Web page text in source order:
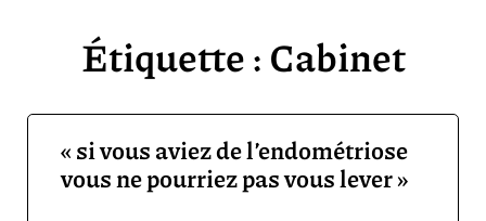
Étiquette : Cabinet
« si vous aviez de l’endométriose
vous ne pourriez pas vous lever »